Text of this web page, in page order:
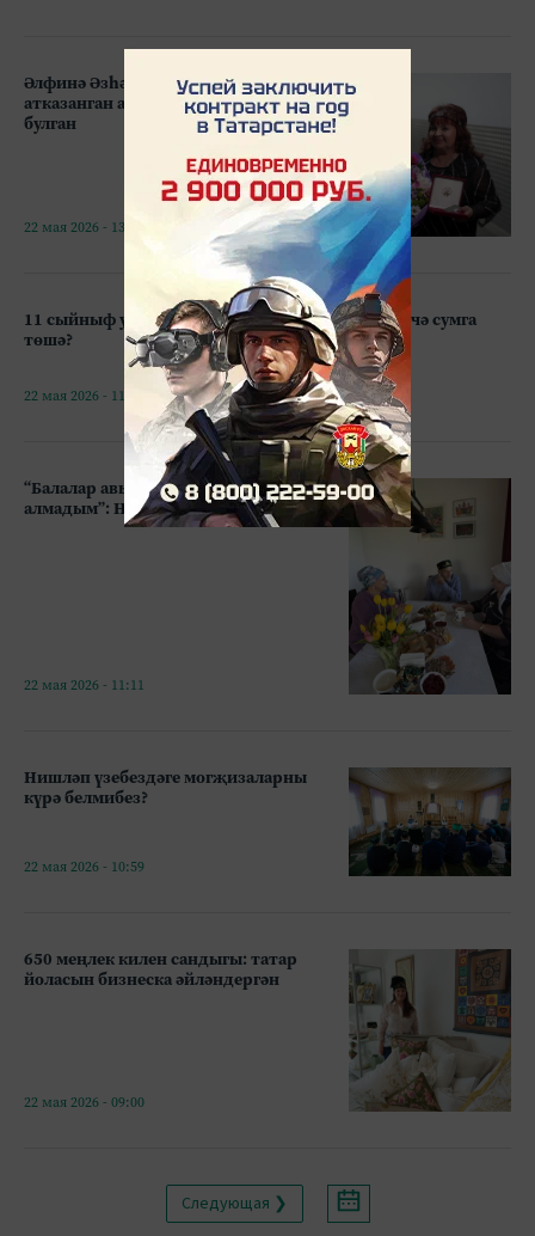
Әлфинә Әзһәмова Башкортстанның
атказанган артисты исеменә лаек
булган
22 мая 2026 - 13:18
11 сыйныф укучысының чыгарылыш кичәсе ничә сумга
төшә?
22 мая 2026 - 11:26
“Балалар авызыннан өзеп мотоцикл
алмадым”: Нурислам ага тормышы
22 мая 2026 - 11:11
Нишләп үзебездәге могҗизаларны
күрә белмибез?
22 мая 2026 - 10:59
650 меңлек килен сандыгы: татар
йоласын бизнеска әйләндергән
22 мая 2026 - 09:00
Следующая ❯